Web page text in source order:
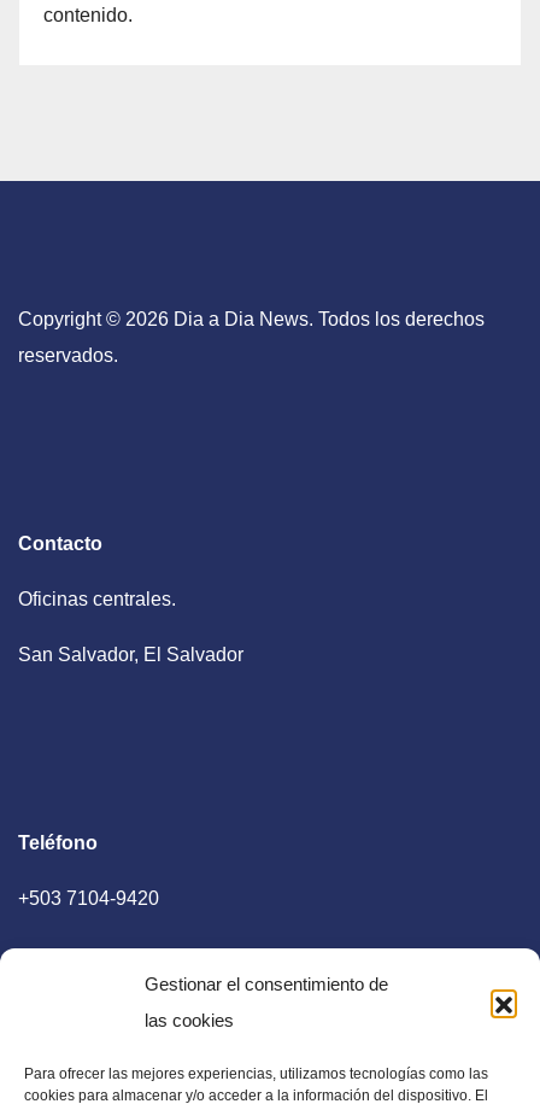
Gestionar el consentimiento de
las cookies
Para ofrecer las mejores experiencias, utilizamos tecnologías como las
cookies para almacenar y/o acceder a la información del dispositivo. El
contenido.
Copyright © 2026 Dia a Dia News. Todos los derechos
reservados.
Contacto
Oficinas centrales.
San Salvador, El Salvador
Teléfono
+503 7104-9420
E-mail